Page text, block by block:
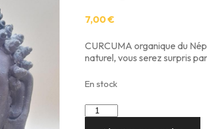
7,00€
CURCUMA organique du
naturel, vous serez surpris
En stock
quantité